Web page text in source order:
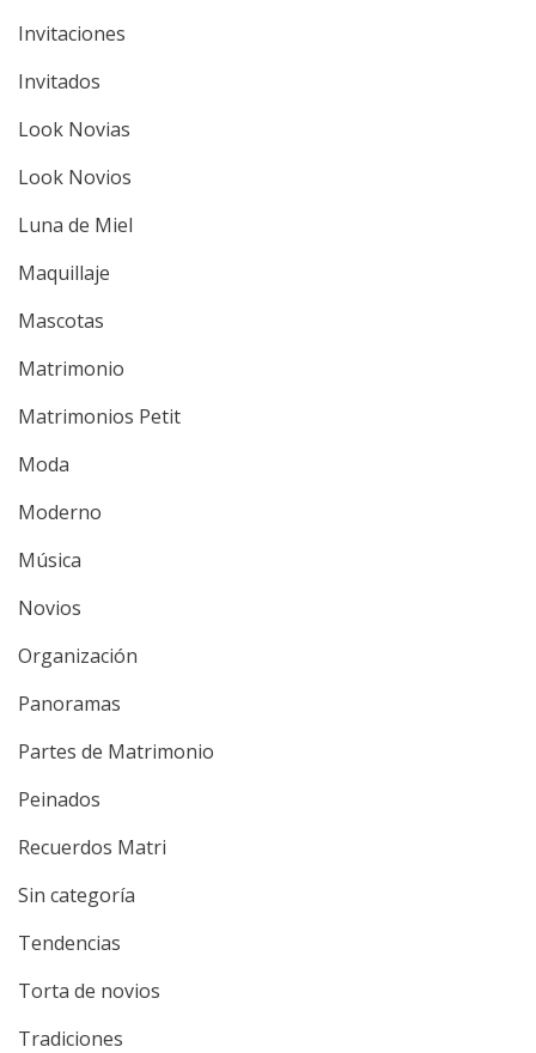
Invitaciones
Invitados
Look Novias
Look Novios
Luna de Miel
Maquillaje
Mascotas
Matrimonio
Matrimonios Petit
Moda
Moderno
Música
Novios
Organización
Panoramas
Partes de Matrimonio
Peinados
Recuerdos Matri
Sin categoría
Tendencias
Torta de novios
Tradiciones